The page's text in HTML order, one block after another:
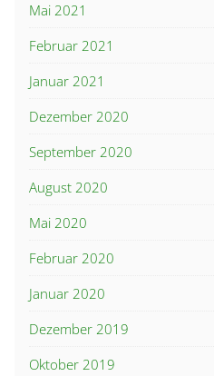
Mai 2021
Februar 2021
Januar 2021
Dezember 2020
September 2020
August 2020
Mai 2020
Februar 2020
Januar 2020
Dezember 2019
Oktober 2019